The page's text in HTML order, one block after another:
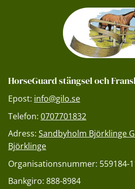
HorseGuard stängsel och
Epost: info@gilo.se
Telefon: 0707701832
Adress: Sandbyholm Björklinge
Björklinge
Organisationsnummer: 559184-
Bankgiro: 888-8984